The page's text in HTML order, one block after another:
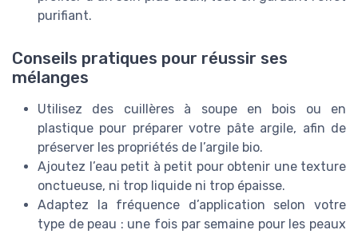
purifiant.
Conseils pratiques pour réussir ses
mélanges
Utilisez des cuillères à soupe en bois ou en
plastique pour préparer votre pâte argile, afin de
préserver les propriétés de l’argile bio.
Ajoutez l’eau petit à petit pour obtenir une texture
onctueuse, ni trop liquide ni trop épaisse.
Adaptez la fréquence d’application selon votre
type de peau : une fois par semaine pour les peaux